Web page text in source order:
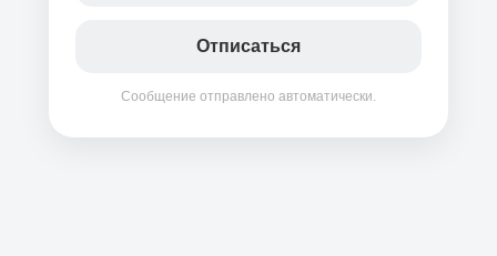
Отписаться
Сообщение отправлено автоматически.